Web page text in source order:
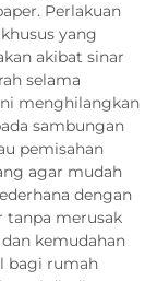
Perlakuan
yang
akibat sinar
selama
menghilangkan
sambungan
pemisahan
agar mudah
dengan
tanpa merusak
kemudahan
bagi rumah